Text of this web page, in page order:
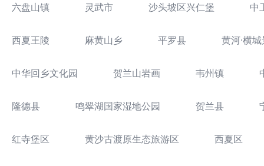
六盘山镇 灵武市 沙头坡区兴仁堡 中
西夏王陵 麻黄山乡 平罗县 黄河·横
中华回乡文化园 贺兰山岩画 韦州镇
隆德县 鸣翠湖国家湿地公园 贺兰县
红寺堡区 黄沙古渡原生态旅游区 西夏区